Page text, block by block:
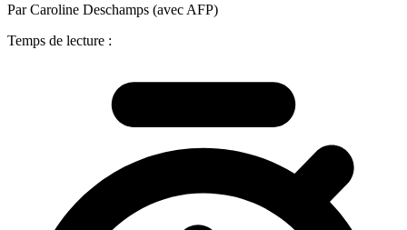
Par Caroline Deschamps (avec AFP)
Temps de lecture :